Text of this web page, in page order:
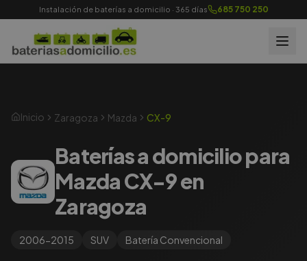
Instalación de baterías a domicilio · 365 días 685 750 250
Inicio Zaragoza Mazda CX-9
Baterías a domicilio para
Mazda CX-9 en
Zaragoza
2006-2015 SUV Batería Convencional